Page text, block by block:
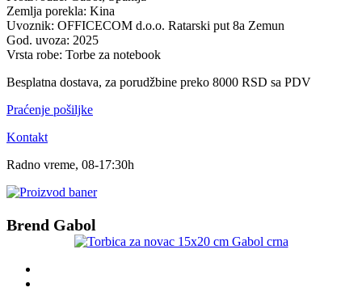
Zemlja porekla: Kina
Uvoznik: OFFICECOM d.o.o. Ratarski put 8a Zemun
God. uvoza: 2025
Vrsta robe: Torbe za notebook
Besplatna dostava, za porudžbine preko 8000 RSD sa PDV
Praćenje pošiljke
Kontakt
Radno vreme, 08-17:30h
Brend Gabol